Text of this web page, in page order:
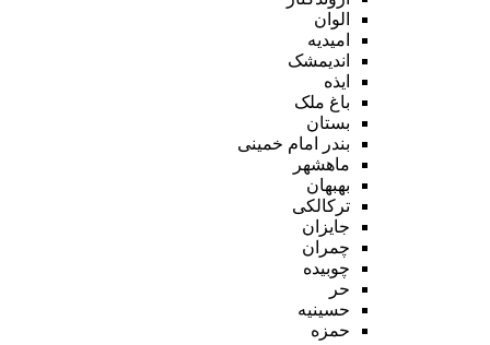
الوان
امیدیه
اندیمشک
ایذه
باغ ملک
بستان
بندر امام خمینی
ماهشهر
بهبهان
ترکالکی
جایزان
چمران
چوبیده
حر
حسینیه
حمزه